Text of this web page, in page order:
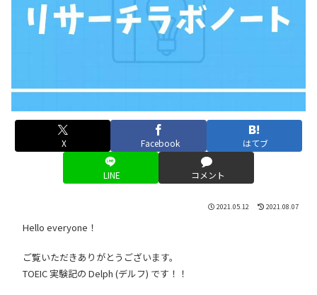
X Facebook はてブ
LINE コメント
2021.05.12 2021.08.07
Hello everyone！
ご覧いただきありがとうございます。
TOEIC 実験記の Delph (デルフ) です！！